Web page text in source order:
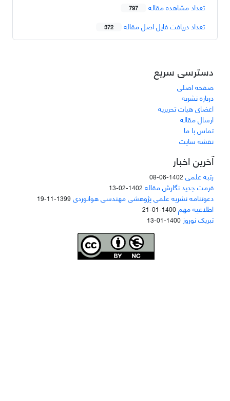
تعداد مشاهده مقاله 797
تعداد دریافت فایل اصل مقاله 372
دسترسی سریع
صفحه اصلی
درباره نشریه
اعضای هیات تحریریه
ارسال مقاله
تماس با ما
نقشه سایت
آخرین اخبار
رتبه علمی 1402-06-08
فرمت جدید نگارش مقاله 1402-02-13
دعوتنامه نشریه علمی پژوهشی مهندسی هوانوردی1399-11-19
اطلاعیه مهم1400-01-21
تبریک نوروز 1400-01-13